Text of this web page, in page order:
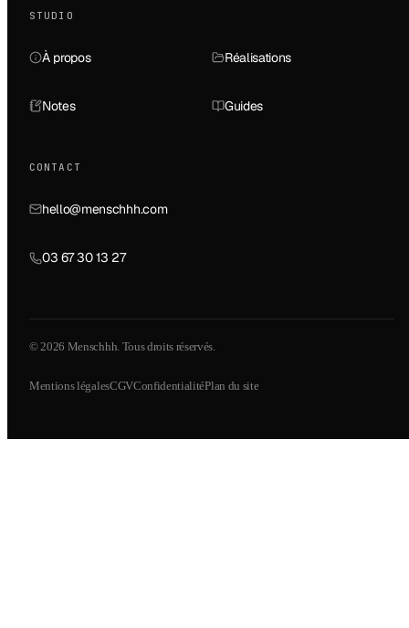
STUDIO
À propos Réalisations
Notes Guides
CONTACT
hello@menschhh.com
03 67 30 13 27
© 2026 Menschhh. Tous droits réservés.
Mentions légalesCGVConfidentialitéPlan du site